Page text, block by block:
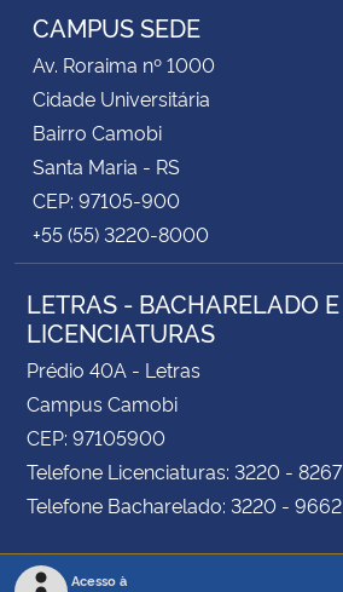
CAMPUS SEDE
Av. Roraima nº 1000
Cidade Universitária
Bairro Camobi
Santa Maria - RS
CEP: 97105-900
+55 (55) 3220-8000
LETRAS - BACHARELADO E
LICENCIATURAS
Prédio 40A - Letras
Campus Camobi
CEP: 97105900
Telefone Licenciaturas: 3220 - 8267
Telefone Bacharelado: 3220 - 9662
Acesso à